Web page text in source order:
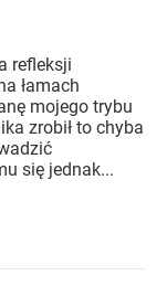
refleksji
łamach
mojego trybu
zrobił to chyba
się jednak...